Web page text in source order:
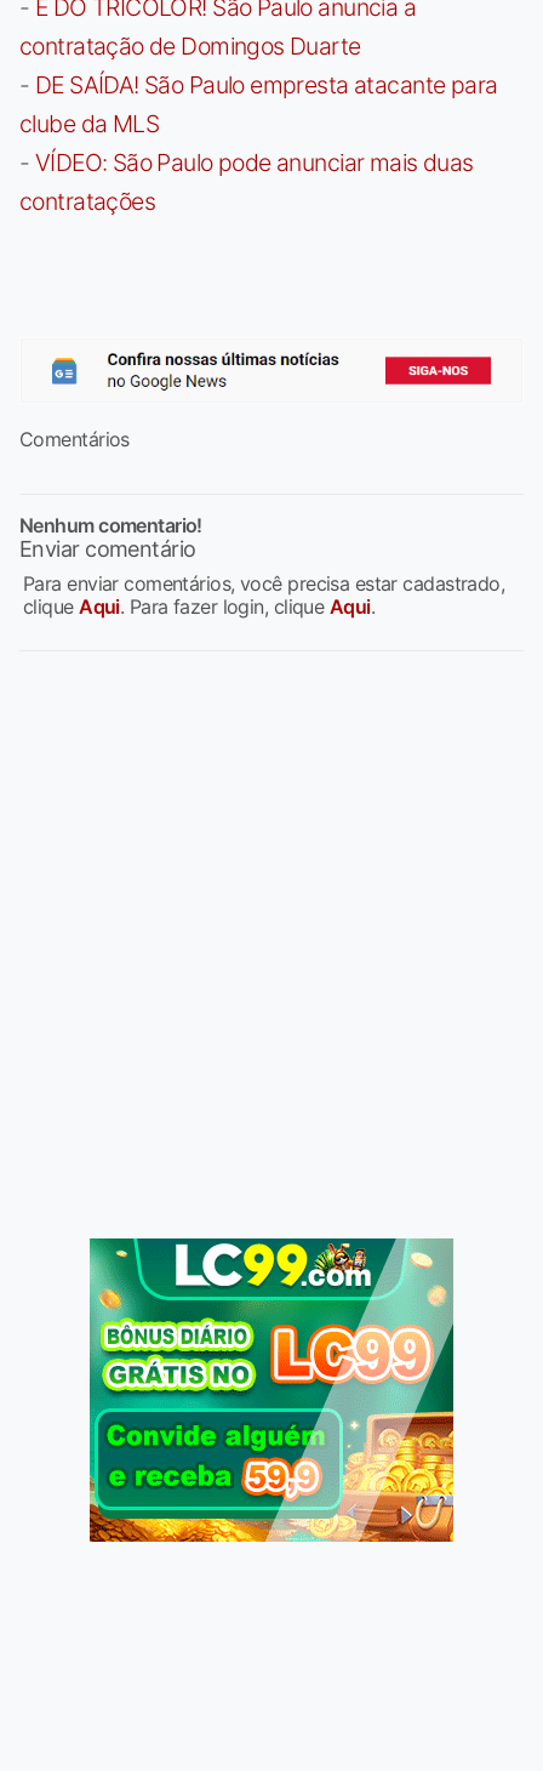
- É DO TRICOLOR! São Paulo anuncia a
contratação de Domingos Duarte
- DE SAÍDA! São Paulo empresta atacante para
clube da MLS
- VÍDEO: São Paulo pode anunciar mais duas
contratações
Comentários
Nenhum comentario!
Enviar comentário
Para enviar comentários, você precisa estar cadastrado,
cliqueAqui. Para fazer login, clique Aqui.